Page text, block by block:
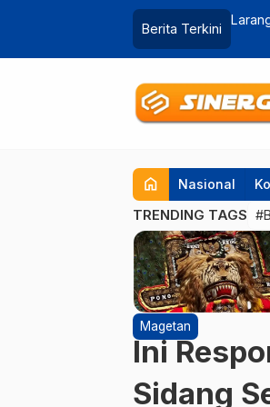
Berita Terkini
home Nasional
TRENDING TAGS
Magetan
Ini
Sidang